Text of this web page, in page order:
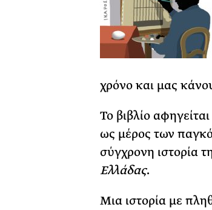
χρόνο και μας
Το βιβλίο
ως μέρος των
σύγχρονη ιστορία
Ελλάδας.
Μια ιστορία με